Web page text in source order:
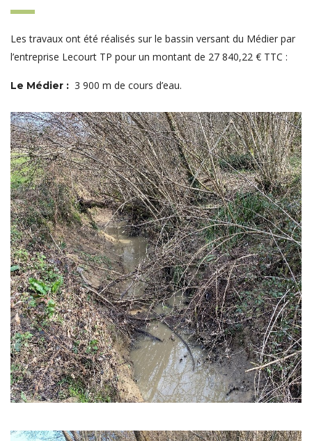
Les travaux ont été réalisés sur le bassin versant du Médier par
l’entreprise Lecourt TP pour un montant de 27 840,22 € TTC :
Le Médier : 3 900 m de cours d’eau.